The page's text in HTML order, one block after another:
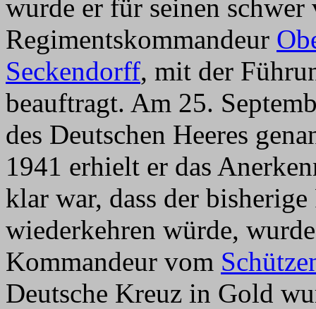
wurde er für seinen schwer
Regimentskommandeur
Seckendorff, mit der
beauftragt. Am 25.
des Deutschen Heeres
1941 erhielt er das
klar war, dass der
wiederkehren würde,
Kommandeur vom
Deutsche Kreuz in Gold